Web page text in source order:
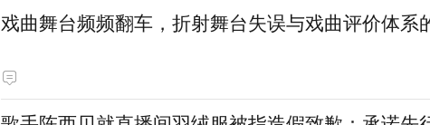
戏曲舞台频频翻车，折射舞台失误与戏曲评价体系